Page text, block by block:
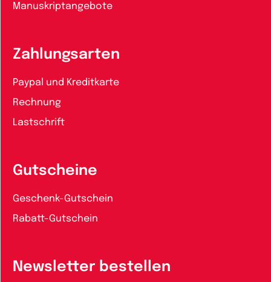
Manuskriptangebote
Zahlungsarten
Paypal und Kreditkarte
Rechnung
Lastschrift
Gutscheine
Geschenk-Gutschein
Rabatt-Gutschein
Newsletter bestellen